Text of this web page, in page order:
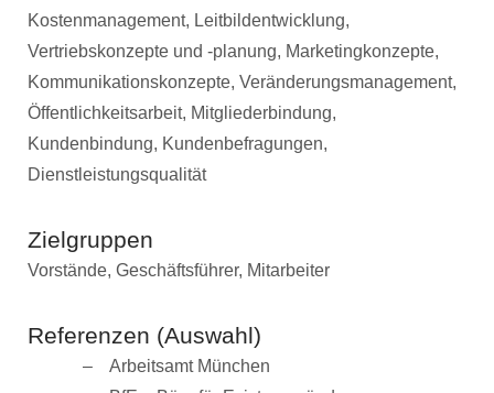
Kostenmanagement, Leitbildentwicklung,
Vertriebskonzepte und -planung, Marketingkonzepte,
Kommunikationskonzepte, Veränderungsmanagement,
Öffentlichkeitsarbeit, Mitgliederbindung,
Kundenbindung, Kundenbefragungen,
Dienstleistungsqualität
Zielgruppen
Vorstände, Geschäftsführer, Mitarbeiter
Referenzen (Auswahl)
Arbeitsamt München